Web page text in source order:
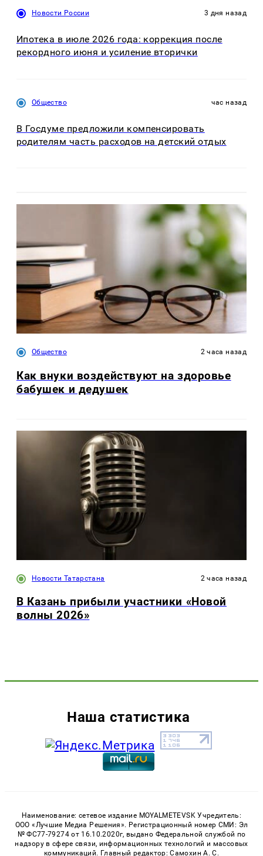
Новости России 3 дня назад
Ипотека в июле 2026 года: коррекция после
рекордного июня и усиление вторички
Общество час назад
В Госдуме предложили компенсировать
родителям часть расходов на детский отдых
Общество 2 часа назад
Как внуки воздействуют на здоровье
бабушек и дедушек
Новости Татарстана 2 часа назад
В Казань прибыли участники «Новой
волны 2026»
Наша статистика
Наименование: сетевое издание MOYALMETEVSK Учредитель:
ООО «Лучшие Медиа Решения». Регистрационный номер СМИ: Эл
№ ФС77-79274 от 16.10.2020г, выдано Федеральной службой по
надзору в сфере связи, информационных технологий и массовых
коммуникаций. Главный редактор: Самохин А. С.